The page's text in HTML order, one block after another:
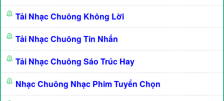
Tải Nhạc Chuông Không Lời
Tải Nhạc Chuông Tin Nhắn
Tải Nhạc Chuông Sáo Trúc Hay
Nhạc Chuông Nhạc Phim Tuyển Chọn